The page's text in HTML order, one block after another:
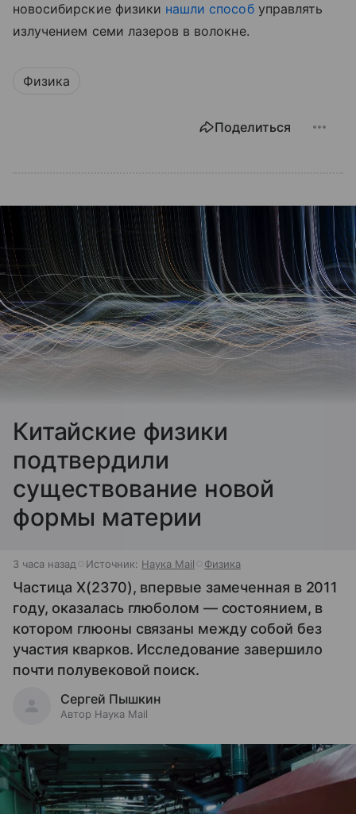
новосибирские физики нашли способуправлять
излучением семи лазеров в волокне.
Физика
Поделиться
Китайские физики
подтвердили
существование новой
формы материи
3 часа назад Источник: Наука Mail Физика
Частица X(2370), впервые замеченная в 2011
году, оказалась глюболом — состоянием, в
котором глюоны связаны между собой без
участия кварков. Исследование завершило
почти полувековой поиск.
Сергей Пышкин
Автор Наука Mail